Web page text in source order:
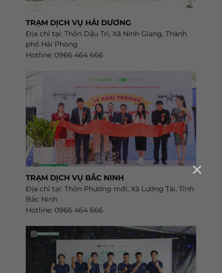
×
TRẠM DỊCH VỤ HẢI DƯƠNG
Địa chỉ tại: Thôn Dậu Trì, Xã Ninh Giang, Thành
phố Hải Phòng
Hotline: 0966 464 666
TRẠM DỊCH VỤ BẮC NINH
Địa chỉ tại: Thôn Phương mới, Xã Lương Tài, Tỉnh
Bắc Ninh
Hotline: 0966 464 666